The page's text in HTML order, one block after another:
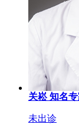
关崧知名
未出诊